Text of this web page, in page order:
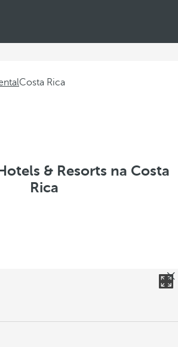
Costa Rica
& Resorts na Costa
Rica